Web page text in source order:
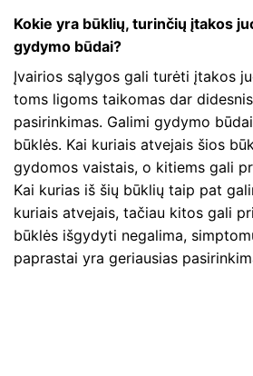
Kokie yra būklių, turinčių įtakos
gydymo būdai?
Įvairios sąlygos gali turėti įtakos
toms ligoms taikomas dar
pasirinkimas. Galimi gydymo
būklės. Kai kuriais atvejais šios
gydomos vaistais, o kitiems gali
Kai kurias iš šių būklių taip pat
kuriais atvejais, tačiau kitos gali
būklės išgydyti negalima,
paprastai yra geriausias